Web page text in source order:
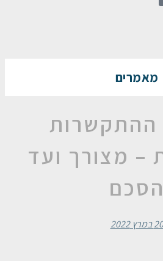
מאמרים
ההתקשרות
– מצורך ועד
הסכם
20 במרץ 2022